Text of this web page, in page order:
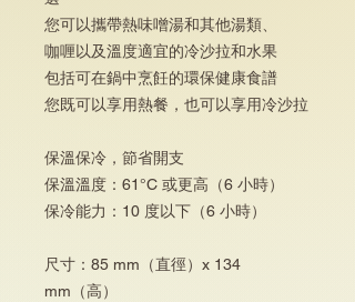
您可以攜帶熱味噌湯和其他湯類、
咖喱以及溫度適宜的冷沙拉和水果
包括可在鍋中烹飪的環保健康食譜
您既可以享用熱餐，也可以享用冷沙拉
保溫保冷，節省開支
保溫溫度：61°C 或更高（6 小時）
保冷能力：10 度以下（6 小時）
尺寸：85 mm（直徑）x 134
mm（高）